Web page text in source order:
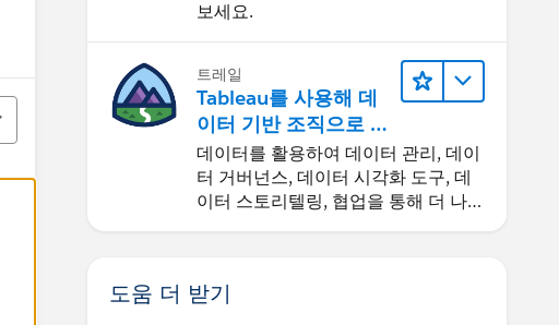
보세요.
트레일
Tableau를 사용해 데
이터 기반 조직으로 거
듭나기
데이터를 활용하여 데이터 관리, 데이
터 거버넌스, 데이터 시각화 도구, 데
이터 스토리텔링, 협업을 통해 더 나은
도움 더 받기